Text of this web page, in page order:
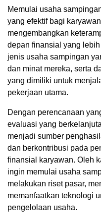
Memulai usaha
yang efektif bagi
mengembangkan
depan finansial yang
jenis usaha sampingan
dan minat mereka, serta
yang dimiliki untuk
pekerjaan utama.
Dengan perencanaan
evaluasi yang
menjadi sumber
dan berkontribusi pada
finansial karyawan. Oleh
ingin memulai usaha
melakukan riset pasar,
memanfaatkan teknologi
pengelolaan usaha.